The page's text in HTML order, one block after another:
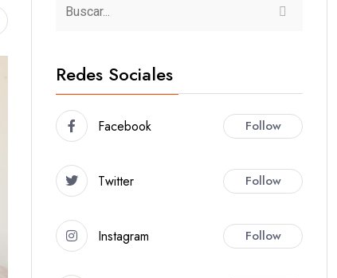
Redes Sociales
Facebook Follow
Twitter Follow
Instagram Follow